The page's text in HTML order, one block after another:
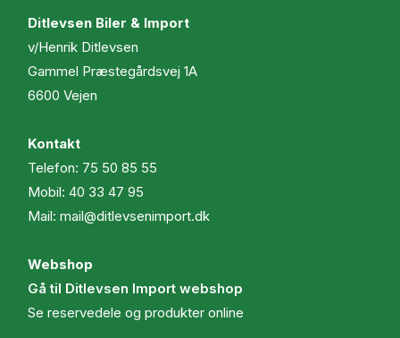
Ditlevsen Biler & Import
v/Henrik Ditlevsen
Gammel Præstegårdsvej 1A
6600 Vejen
Kontakt
Telefon: 75 50 85 55
Mobil: 40 33 47 95
Mail: mail@ditlevsenimport.dk
Webshop
Gå til Ditlevsen Import webshop
Se reservedele og produkter online